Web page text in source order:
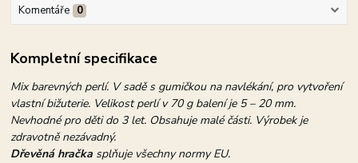
Komentáře 0
Kompletní specifikace
Mix barevných perlí. V sadě s gumičkou na navlékání, pro vytvoření
vlastní bižuterie. Velikost perlí v 70 g balení je 5 – 20 mm.
Nevhodné pro děti do 3 let. Obsahuje malé části. Výrobek je
zdravotně nezávadný.
Dřevěná hračka splňuje všechny normy EU.